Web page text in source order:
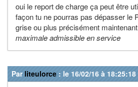
oui le report de charge ça peut être
façon tu ne pourras pas dépasser le
grise ou plus précisément maintenant
maximale admissible en service
Par liteulorce : le 16/02/16 à 18:25:18